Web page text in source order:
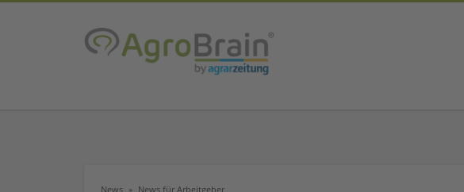
News News für Arbeitgeber